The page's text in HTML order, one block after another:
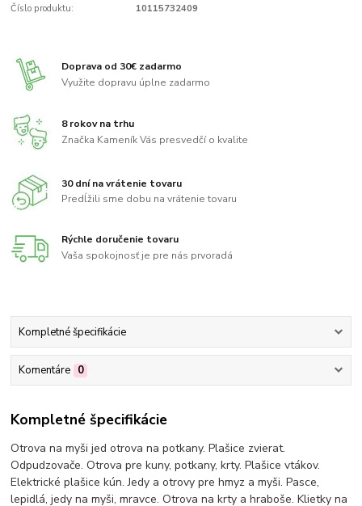
Číslo produktu: 10115732409
Doprava od 30€ zadarmo
Využite dopravu úplne zadarmo
8 rokov na trhu
Značka Kameník Vás presvedčí o kvalite
30 dní na vrátenie tovaru
Predĺžili sme dobu na vrátenie tovaru
Rýchle doručenie tovaru
Vaša spokojnosť je pre nás prvoradá
Kompletné špecifikácie
Komentáre 0
Kompletné špecifikácie
Otrova na myši jed otrova na potkany. Plašice zvierat.
Odpudzovače. Otrova pre kuny, potkany, krty. Plašice vtákov.
Elektrické plašice kún. Jedy a otrovy pre hmyz a myši. Pasce,
lepidlá, jedy na myši, mravce. Otrova na krty a hraboše. Klietky na